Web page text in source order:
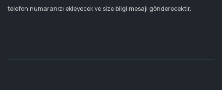
telefon numaranızı ekleyecek ve size bilgi mesajı gönderecektir.